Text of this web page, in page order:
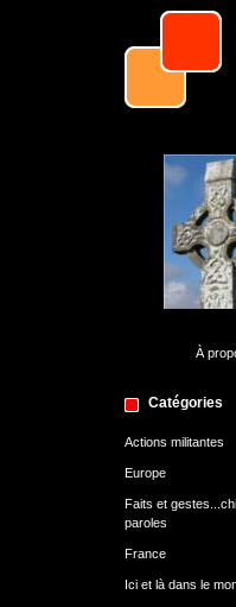
À
Catégories
Actions militantes
Europe
Faits et
paroles
France
Ici et là dans le